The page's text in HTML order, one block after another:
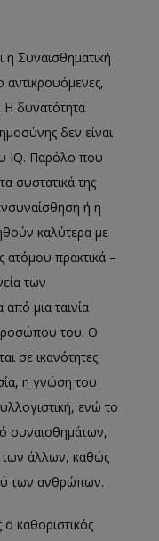
Συναισθηματική
Η δυνατότητα
δεν είναι
IQ. Παρόλο που
συστατικά της
ή η
καλύτερα με
ατόμου πρακτικά –
των
μια ταινία
του. Ο
σε ικανότητες
η γνώση του
ενώ το
συναισθημάτων,
των άλλων, καθώς
των ανθρώπων.
καθοριστικός